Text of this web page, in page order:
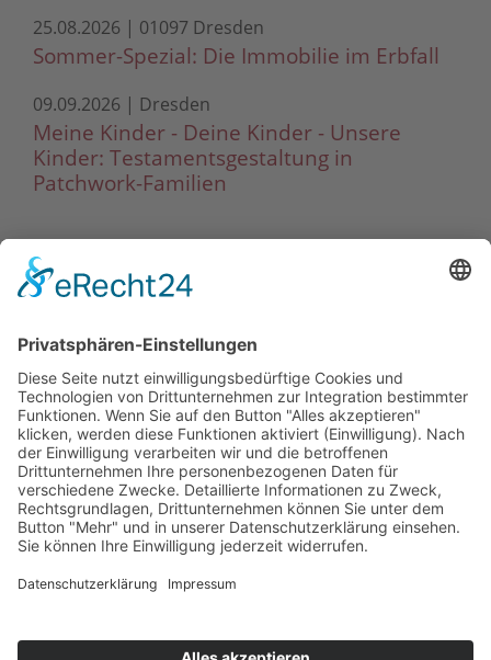
25.08.2026 | 01097 Dresden
Sommer-Spezial: Die Immobilie im Erbfall
09.09.2026 | Dresden
Meine Kinder - Deine Kinder - Unsere
Kinder: Testamentsgestaltung in
Patchwork-Familien
Impressum|Datenschutzerklärung|Checkliste
Todesfall
Netzwerk Deutscher Erbrechtsexperten e.V.